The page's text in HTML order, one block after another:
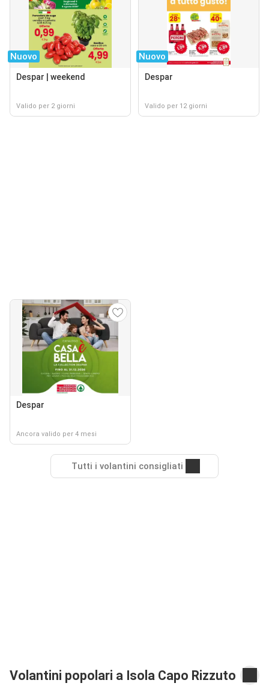
Nuovo
Despar | weekend
Valido per 2 giorni
Nuovo
Despar
Valido per 12 giorni
Despar
Ancora valido per 4 mesi
Tutti i volantini consigliati
Volantini popolari a Isola Capo Rizzuto